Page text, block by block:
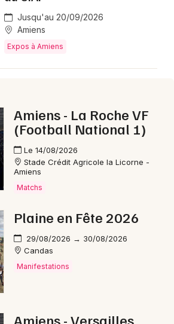
Jusqu'au 20/09/2026
Amiens
Expos à Amiens
Amiens - La Roche VF
(Football National 1)
Le 14/08/2026
Stade Crédit Agricole la Licorne -
Amiens
Matchs
Plaine en Fête 2026
29/08/2026 → 30/08/2026
Candas
Manifestations
Amiens - Versailles